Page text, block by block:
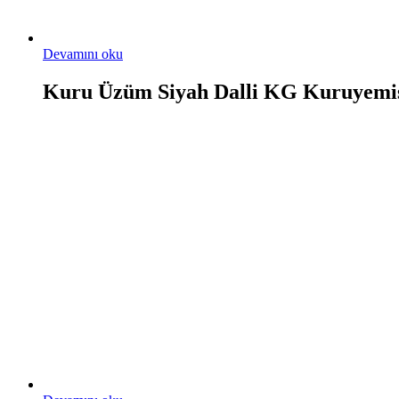
Devamını oku
Kuru Üzüm Siyah Dalli KG